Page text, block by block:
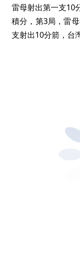
雷母射出第一支10
積分，第3局，雷
支射出10分箭，台